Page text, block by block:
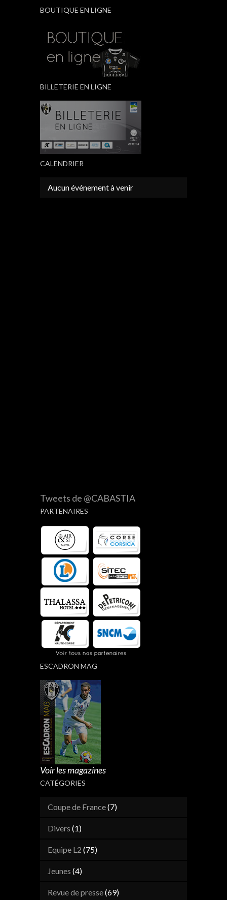
BOUTIQUE EN LIGNE
BILLETERIE EN LIGNE
CALENDRIER
Aucun événement à venir
Tweets de @CABASTIA
PARTENAIRES
ESCADRON MAG
Voir les magazines
CATÉGORIES
Coupe de France(7)
Divers (1)
Equipe L2 (75)
Jeunes (4)
Revue de presse(69)